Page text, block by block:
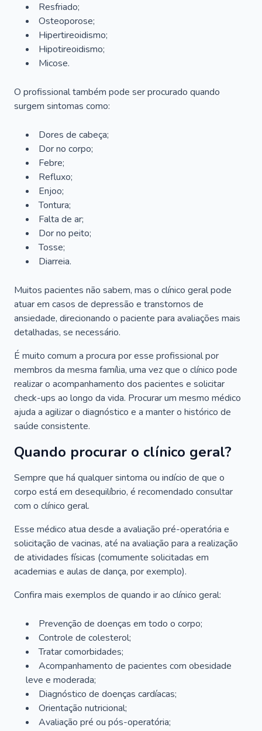
Resfriado;
Osteoporose;
Hipertireoidismo;
Hipotireoidismo;
Micose.
O profissional também pode ser procurado quando
surgem sintomas como:
Dores de cabeça;
Dor no corpo;
Febre;
Refluxo;
Enjoo;
Tontura;
Falta de ar;
Dor no peito;
Tosse;
Diarreia.
Muitos pacientes não sabem, mas o clínico geral pode
atuar em casos de depressão e transtornos de
ansiedade, direcionando o paciente para avaliações mais
detalhadas, se necessário.
É muito comum a procura por esse profissional por
membros da mesma família, uma vez que o clínico pode
realizar o acompanhamento dos pacientes e solicitar
check-ups ao longo da vida. Procurar um mesmo médico
ajuda a agilizar o diagnóstico e a manter o histórico de
saúde consistente.
Quando procurar o clínico geral?
Sempre que há qualquer sintoma ou indício de que o
corpo está em desequilíbrio, é recomendado consultar
com o clínico geral.
Esse médico atua desde a avaliação pré-operatória e
solicitação de vacinas, até na avaliação para a realização
de atividades físicas (comumente solicitadas em
academias e aulas de dança, por exemplo).
Confira mais exemplos de quando ir ao clínico geral:
Prevenção de doenças em todo o corpo;
Controle de colesterol;
Tratar comorbidades;
Acompanhamento de pacientes com obesidade
leve e moderada;
Diagnóstico de doenças cardíacas;
Orientação nutricional;
Avaliação pré ou pós-operatória;